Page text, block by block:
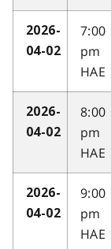
2026-
04-02
7:00
pm
HAE
2026-
04-02
8:00
pm
HAE
2026-
04-02
9:00
pm
HAE